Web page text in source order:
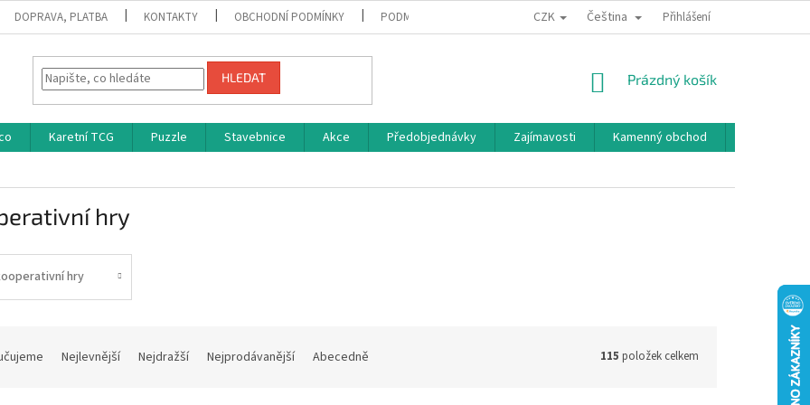
DOPRAVA, PLATBA KONTAKTY OBCHODNÍ PODMÍNKY PODMÍNKY OCHRANY OSOBNÍCH ÚDAJŮ BONUSOVÝ PROGRAM
CZK Čeština Přihlášení
HLEDAT
NÁKUPNÍ
Prázdný košík
Karetní TCG Puzzle Stavebnice Akce Předobjednávky Zajímavosti Kamenný obchod
hry
hry
Nejlevnější Nejdražší Nejprodávanější Abecedně 115 položek celkem